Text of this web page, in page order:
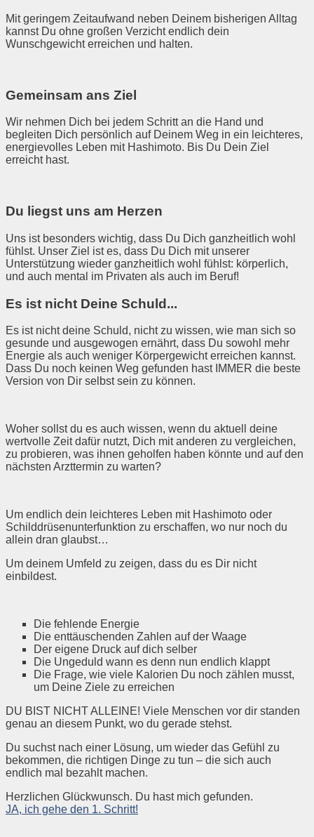
Mit geringem Zeitaufwand neben Deinem bisherigen Alltag
kannst Du ohne großen Verzicht endlich dein
Wunschgewicht erreichen und halten.
Gemeinsam ans Ziel
Wir nehmen Dich bei jedem Schritt an die Hand und
begleiten Dich persönlich auf Deinem Weg in ein leichteres,
energievolles Leben mit Hashimoto. Bis Du Dein Ziel
erreicht hast.
Du liegst uns am Herzen
Uns ist besonders wichtig, dass Du Dich ganzheitlich wohl
fühlst. Unser Ziel ist es, dass Du Dich mit unserer
Unterstützung wieder ganzheitlich wohl fühlst: körperlich,
und auch mental im Privaten als auch im Beruf!
Es ist nicht Deine Schuld...
Es ist nicht deine Schuld, nicht zu wissen, wie man sich so
gesunde und ausgewogen ernährt, dass Du sowohl mehr
Energie als auch weniger Körpergewicht erreichen kannst.
Dass Du noch keinen Weg gefunden hast IMMER die beste
Version von Dir selbst sein zu können.
Woher sollst du es auch wissen, wenn du aktuell deine
wertvolle Zeit dafür nutzt, Dich mit anderen zu vergleichen,
zu probieren, was ihnen geholfen haben könnte und auf den
nächsten Arzttermin zu warten?
Um endlich dein leichteres Leben mit Hashimoto oder
Schilddrüsenunterfunktion zu erschaffen, wo nur noch du
allein dran glaubst…
Um deinem Umfeld zu zeigen, dass du es Dir nicht
einbildest.
Die fehlende Energie
Die enttäuschenden Zahlen auf der Waage
Der eigene Druck auf dich selber
Die Ungeduld wann es denn nun endlich klappt
Die Frage, wie viele Kalorien Du noch zählen musst,
um Deine Ziele zu erreichen
DU BIST NICHT ALLEINE! Viele Menschen vor dir standen
genau an diesem Punkt, wo du gerade stehst.
Du suchst nach einer Lösung, um wieder das Gefühl zu
bekommen, die richtigen Dinge zu tun – die sich auch
endlich mal bezahlt machen.
Herzlichen Glückwunsch. Du hast mich gefunden.
JA, ich gehe den 1. Schritt!